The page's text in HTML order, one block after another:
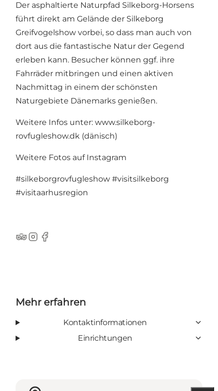
Der asphaltierte Naturpfad Silkeborg-Horsens
führt direkt am Gelände der Silkeborg
Greifvogelshow vorbei, so dass man auch von
dort aus die fantastische Natur der Gegend
erleben kann. Besucher können ggf. ihre
Fahrräder mitbringen und einen aktiven
Nachmittag in einem der schönsten
Naturgebiete Dänemarks genießen.
Weitere Infos unter: www.silkeborg-
rovfugleshow.dk (dänisch)
Weitere Fotos auf Instagram
#silkeborgrovfugleshow #visitsilkeborg
#visitaarhusregion
TripAdvisor
Instagram
Facebook
Mehr erfahren
Kontaktinformationen
Einrichtungen